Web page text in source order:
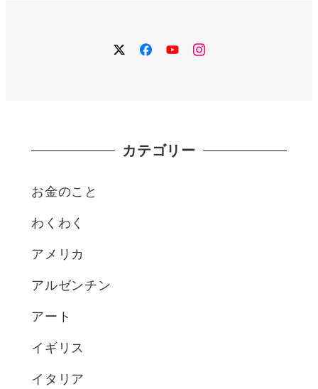
twitterfacebook
YouTubeinstagram
カテゴリー
お金のこと
わくわく
アメリカ
アルゼンチン
アート
イギリス
イタリア